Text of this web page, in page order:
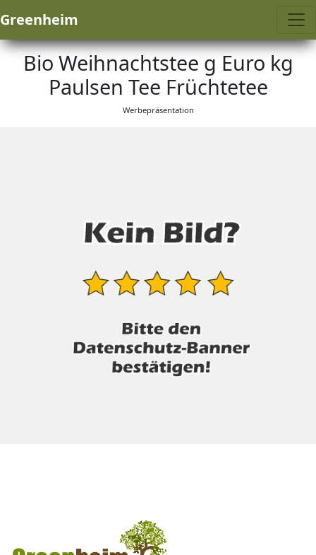
Greenheim
Bio Weihnachtstee g Euro kg
Paulsen Tee Früchtetee
Werbepräsentation